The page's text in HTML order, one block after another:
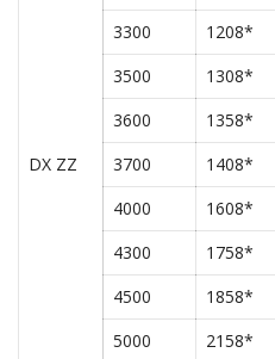
DX ZZ
3300
1208*
3500
1308*
3600
1358*
3700
1408*
4000
1608*
4300
1758*
4500
1858*
5000
2158*